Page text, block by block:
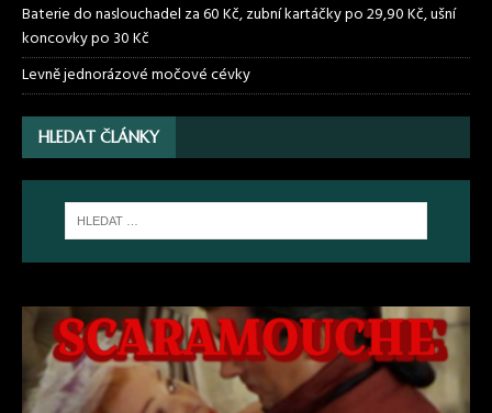
Baterie do naslouchadel za 60 Kč, zubní kartáčky po 29,90 Kč, ušní
koncovky po 30 Kč
Levně jednorázové močové cévky
HLEDAT ČLÁNKY